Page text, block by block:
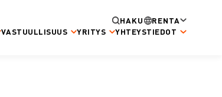
HAKU
RENTA
VASTUULLISUUS YRITYS YHTEYSTIEDOT